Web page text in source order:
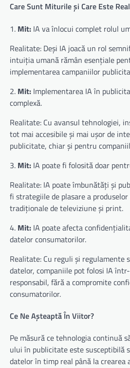
Care Sunt Miturile și Care Este
1. Mit: IA va înlocui complet rolul
Realitate: Deși IA joacă un rol
intuiția umană rămân esențiale
implementarea campaniilor
2. Mit: Implementarea IA în
complexă.
Realitate: Cu avansul tehnologiei,
tot mai accesibile și mai ușor de
publicitate, chiar și pentru
3. Mit: IA poate fi folosită doar
Realitate: IA poate îmbunătăți și
fi strategiile de plasare a
tradiționale de televiziune și print.
4. Mit: IA poate afecta
datelor consumatorilor.
Realitate: Cu reguli și
datelor, companiile pot folosi IA
responsabil, fără a compromite
consumatorilor.
Ce Ne Așteaptă În Viitor?
Pe măsură ce tehnologia continuă
ului în publicitate este susceptibilă
datelor în timp real până la